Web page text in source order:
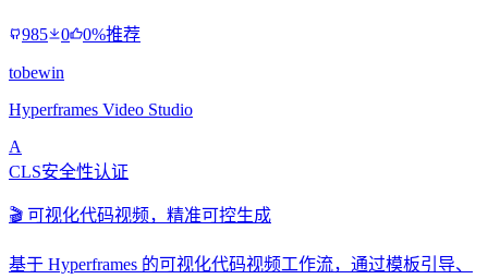
985 0 0%推荐
tobewin
Hyperframes Video Studio
A
CLS安全性认证
🎬 可视化代码视频，精准可控生成
基于 Hyperframes 的可视化代码视频工作流，通过模板引导、